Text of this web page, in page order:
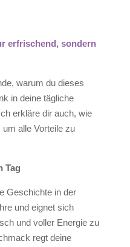
erfrischend, sondern
warum du dieses
in deine tägliche
erkläre dir auch, wie
alle Vorteile zu
Tag
Geschichte in der
und eignet sich
und voller Energie zu
regt deine